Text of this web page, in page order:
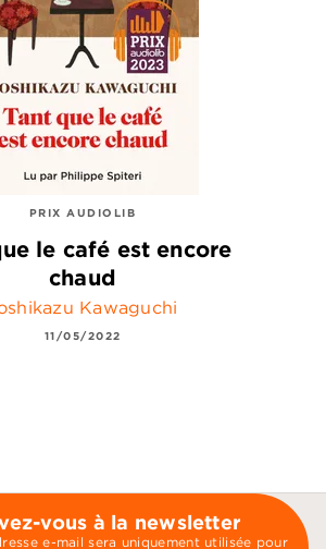
PRIX AUDIOLIB
le café est encore
chaud
Kawaguchi
11/05/2022
vous à la newsletter
e-mail sera uniquement utilisée pour